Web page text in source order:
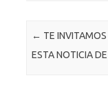
o er
Navegación de
← TE INVITAMOS
ESTA NOTICIA